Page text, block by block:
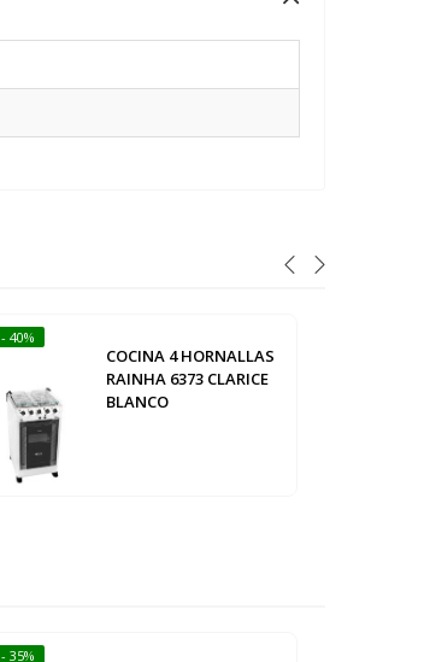
COCINA 4 HORNALLAS
RAINHA 6373 CLARICE
BLANCO
- 40%
- 35%